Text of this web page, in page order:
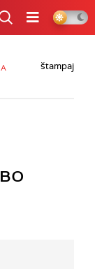
štampaj